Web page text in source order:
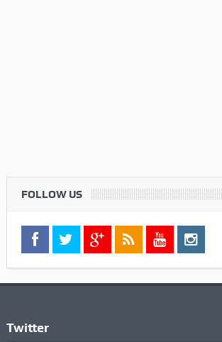
FOLLOW US
Twitter